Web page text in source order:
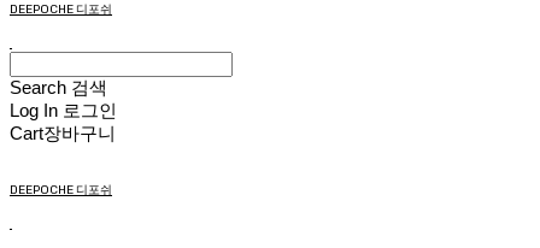
DEEPOCHE 디포쉬
Search 검색
Log In 로그인
Cart장바구니
DEEPOCHE 디포쉬